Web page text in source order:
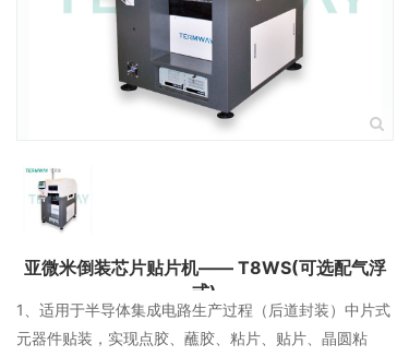
亚微米倒装芯片贴片机—— T8WS(可选配气浮
式)
1、适用于半导体集成电路生产过程（后道封装）中片式
元器件贴装，实现点胶、蘸胶、粘片、贴片、晶圆粘